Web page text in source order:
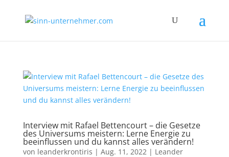
Interview mit Rafael Bettencourt – die Gesetze
des Universums meistern: Lerne Energie zu
beeinflussen und du kannst alles verändern!
von leanderkrontiris | Aug. 11, 2022| Leander